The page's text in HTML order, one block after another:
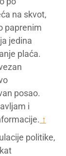
na skvot,
paprenim
jedina
plaća.
posao.
i
↑
politike,